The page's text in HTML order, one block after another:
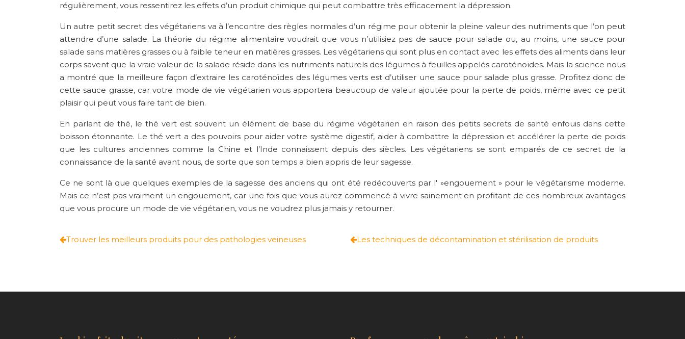
régulièrement, vous ressentirez les effets d’un produit chimique qui peut combattre très efficacement la dépression.
Un autre petit secret des végétariens va à l’encontre des règles normales d’un régime pour obtenir la pleine valeur des nutriments que l’on peut
attendre d’une salade. La théorie du régime alimentaire voudrait que vous n’utilisiez pas de sauce pour salade ou, au moins, une sauce pour
salade sans matières grasses ou à faible teneur en matières grasses. Les végétariens qui sont plus en contact avec les effets des aliments dans leur
corps savent que la vraie valeur de la salade réside dans les nutriments naturels des légumes à feuilles appelés caroténoïdes. Mais la science nous
a montré que la meilleure façon d’extraire les caroténoïdes des légumes verts est d’utiliser une sauce pour salade plus grasse. Profitez donc de
cette sauce grasse, car votre mode de vie végétarien vous apportera beaucoup de valeur ajoutée pour la perte de poids, même avec ce petit
plaisir qui peut vous faire tant de bien.
En parlant de thé, le thé vert est souvent un élément de base du régime végétarien en raison des petits secrets de santé enfouis dans cette
boisson étonnante. Le thé vert a des pouvoirs pour aider votre système digestif, aider à combattre la dépression et accélérer la perte de poids
que les cultures anciennes comme la Chine et l’Inde connaissent depuis des siècles. Les végétariens se sont emparés de ce secret de la
connaissance de la santé avant nous, de sorte que son temps a bien appris de leur sagesse.
Ce ne sont là que quelques exemples de la sagesse des anciens qui ont été redécouverts par l' »engouement » pour le végétarisme moderne.
Mais ce n’est pas vraiment un engouement, car une fois que vous aurez commencé à vivre sainement en profitant de ces nombreux avantages
que vous procure un mode de vie végétarien, vous ne voudrez plus jamais y retourner.
Trouver les meilleurs produits pour des pathologies veineuses Les techniques de décontamination et stérilisation de produits